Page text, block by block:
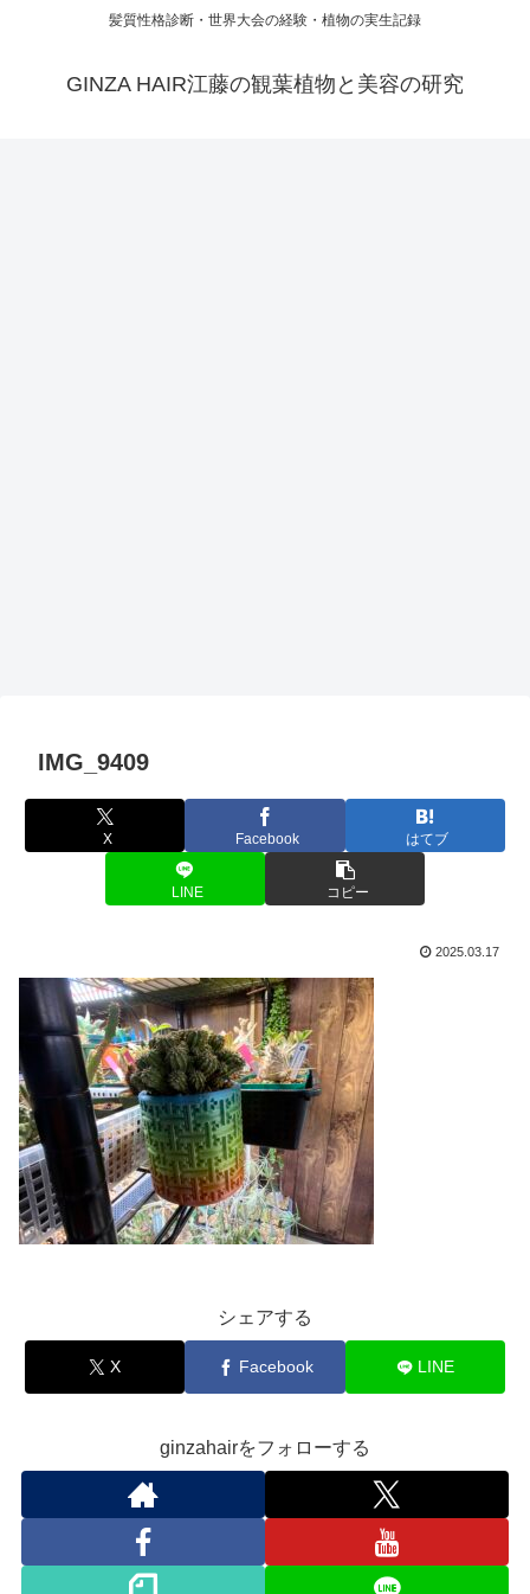
髪質性格診断・世界大会の経験・植物の実生記録
GINZA HAIR江藤の観葉植物と美容の研究
IMG_9409
X Facebook はてブ
LINE コピー
2025.03.17
シェアする
X Facebook LINE
ginzahairをフォローする